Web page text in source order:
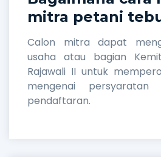
mitra petani
Calon mitra dapat
usaha atau bagian
Rajawali II untuk
mengenai
pendaftaran.